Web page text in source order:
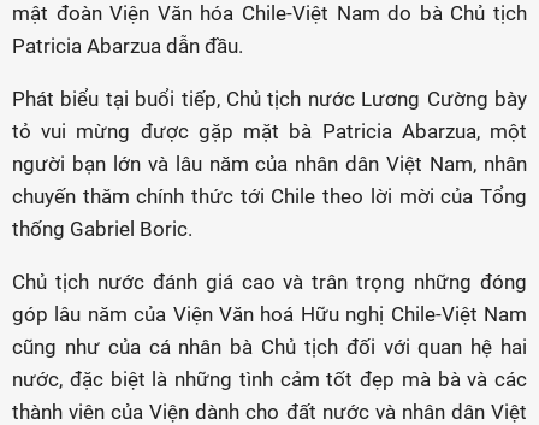
mật đoàn Viện Văn hóa Chile-Việt Nam do bà Chủ tịch
Patricia Abarzua dẫn đầu.
Phát biểu tại buổi tiếp, Chủ tịch nước Lương Cường bày
tỏ vui mừng được gặp mặt bà Patricia Abarzua, một
người bạn lớn và lâu năm của nhân dân Việt Nam, nhân
chuyến thăm chính thức tới Chile theo lời mời của Tổng
thống Gabriel Boric.
Chủ tịch nước đánh giá cao và trân trọng những đóng
góp lâu năm của Viện Văn hoá Hữu nghị Chile-Việt Nam
cũng như của cá nhân bà Chủ tịch đối với quan hệ hai
nước, đặc biệt là những tình cảm tốt đẹp mà bà và các
thành viên của Viện dành cho đất nước và nhân dân Việt